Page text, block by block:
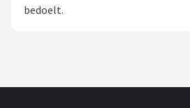
Shop
bedoelt.